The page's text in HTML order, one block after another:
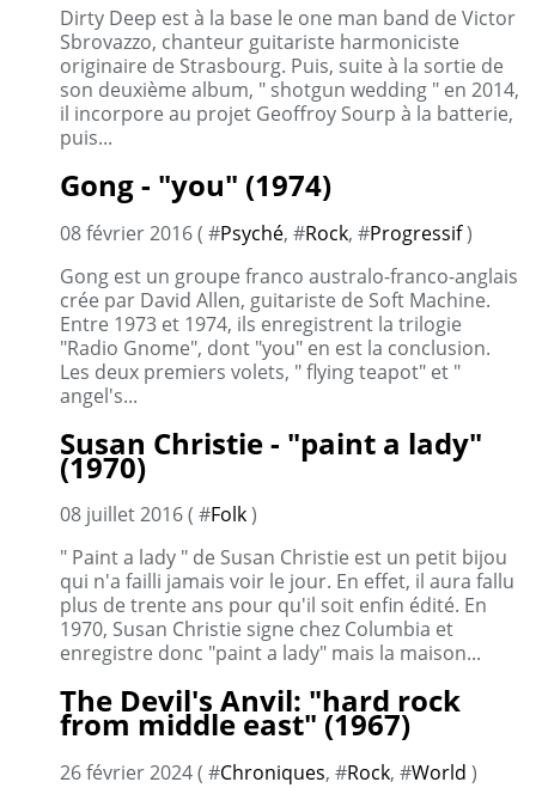
Dirty Deep est à la base le one man band de Victor
Sbrovazzo, chanteur guitariste harmoniciste
originaire de Strasbourg. Puis, suite à la sortie de
son deuxième album, " shotgun wedding " en 2014,
il incorpore au projet Geoffroy Sourp à la batterie,
puis...
Gong - "you" (1974)
08 février 2016 ( #Psyché, #Rock, #Progressif)
Gong est un groupe franco australo-franco-anglais
crée par David Allen, guitariste de Soft Machine.
Entre 1973 et 1974, ils enregistrent la trilogie
"Radio Gnome", dont "you" en est la conclusion.
Les deux premiers volets, " flying teapot" et "
angel's...
Susan Christie - "paint a lady"
(1970)
08 juillet 2016 ( #Folk)
" Paint a lady " de Susan Christie est un petit bijou
qui n'a failli jamais voir le jour. En effet, il aura fallu
plus de trente ans pour qu'il soit enfin édité. En
1970, Susan Christie signe chez Columbia et
enregistre donc "paint a lady" mais la maison...
The Devil's Anvil: "hard rock
from middle east" (1967)
26 février 2024 ( #Chroniques, #Rock, #World )